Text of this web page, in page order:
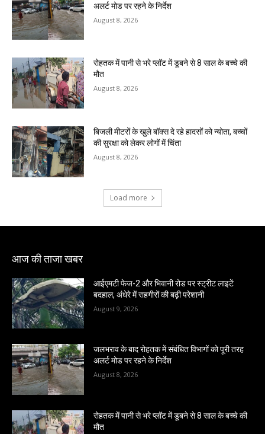
अलर्ट मोड पर रहने के निर्देश
August 8, 2026
रोहतक में पानी से भरे प्लॉट में डूबने से 8 साल के बच्चे की
मौत
August 8, 2026
बिजली मीटरों के खुले बॉक्स दे रहे हादसों को न्योता, बच्चों
की सुरक्षा को लेकर लोगों में चिंता
August 8, 2026
Load more
आज की ताजा खबर
आईएमटी फेज-2 और भिवानी रोड पर स्ट्रीट लाइटें
बदहाल, अंधेरे में राहगीरों की बढ़ी परेशानी
August 9, 2026
जलभराव के बाद रोहतक में संबंधित विभागों को पूरी तरह
अलर्ट मोड पर रहने के निर्देश
August 8, 2026
रोहतक में पानी से भरे प्लॉट में डूबने से 8 साल के बच्चे की
मौत